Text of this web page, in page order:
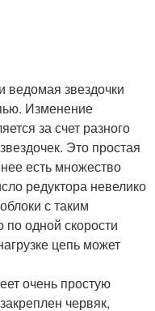
ведомая звездочки
Изменение
за счет разного
Это простая
есть множество
редуктора невелико
с таким
по одной скорости
цепь может
очень простую
червяк,